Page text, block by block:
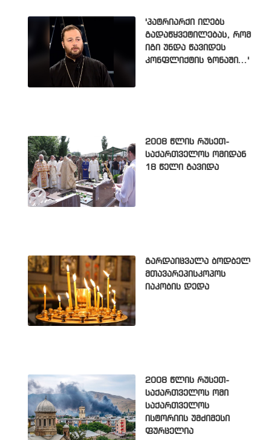
'პატრიარქი იღებს
გადაწყვეტილებას, რომ
იგი უნდა წავიდეს
კონფლიქტის ზონაში...'
2008 წლის რუსეთ-
საქართველოს ომიდან
18 წელი გავიდა
გარდაიცვალა ბოდბელ
მთავარეპისკოპოს
იაკობის დედა
2008 წლის რუსეთ-
საქართველოს ომი
საქართველოს
ისტორიის უმძიმესი
ფურცელია